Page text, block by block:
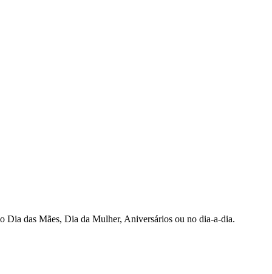
Dia das Mães, Dia da Mulher, Aniversários ou no dia-a-dia.